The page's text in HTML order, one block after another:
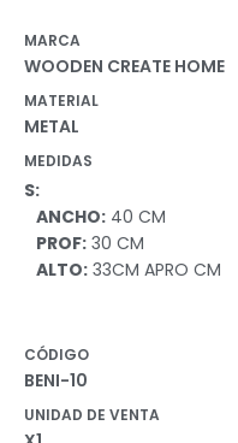
MARCA
WOODEN CREATE HOME
MATERIAL
METAL
MEDIDAS
S:
ANCHO: 40 CM
PROF: 30 CM
ALTO: 33CM APRO CM
CÓDIGO
BENI-10
UNIDAD DE VENTA